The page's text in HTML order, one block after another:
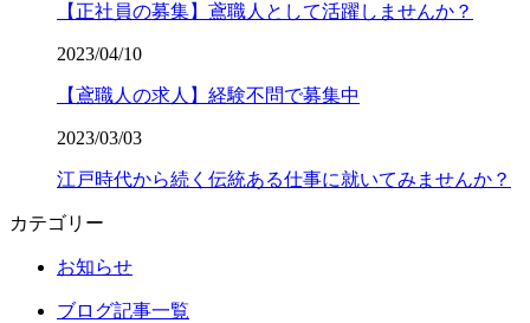
【正社員の募集】鳶職人として活躍しませんか？
2023/04/10
【鳶職人の求人】経験不問で募集中
2023/03/03
江戸時代から続く伝統ある仕事に就いてみませんか？
カテゴリー
お知らせ
ブログ記事一覧